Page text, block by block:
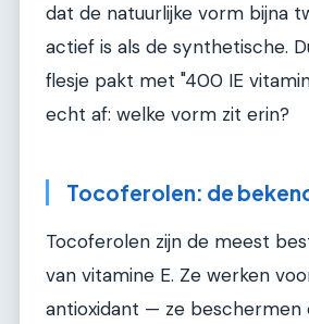
dat de natuurlijke vorm bijna
actief is als de synthetische.
flesje pakt met "400 IE
echt af: welke vorm zit erin?
Tocoferolen: de
Tocoferolen zijn de meest
van vitamine E. Ze werken
antioxidant — ze